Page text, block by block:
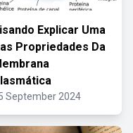
Explicar Uma
Propriedades Da
September 2024